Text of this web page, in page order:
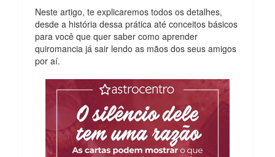
Neste artigo, te explicaremos todos os detalhes,
desde a história dessa prática até conceitos básicos
para você que quer saber como aprender
quiromancia já sair lendo as mãos dos seus amigos
por aí.